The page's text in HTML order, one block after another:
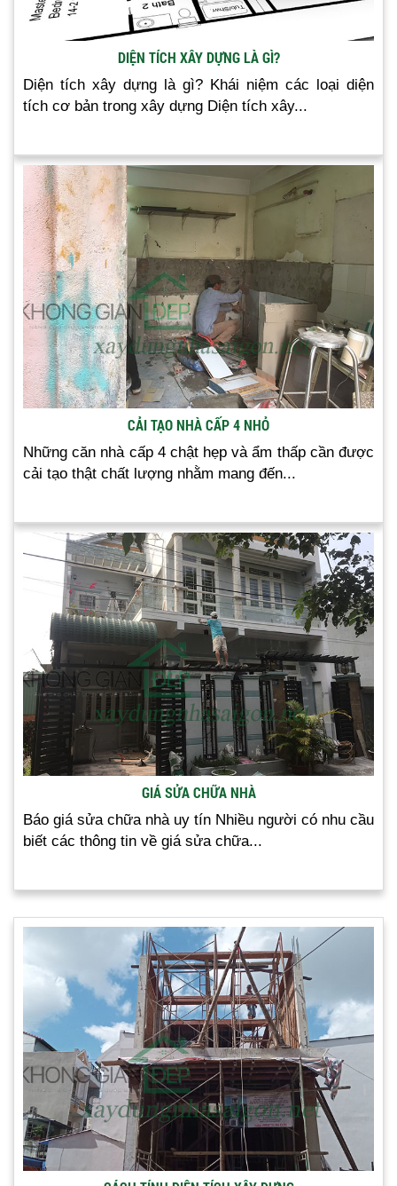
DIỆN TÍCH XÂY DỰNG LÀ GÌ?
Diện tích xây dựng là gì? Khái niệm các loại diện
tích cơ bản trong xây dựng Diện tích xây...
CẢI TẠO NHÀ CẤP 4 NHỎ
Những căn nhà cấp 4 chật hẹp và ẩm thấp cần được
cải tạo thật chất lượng nhằm mang đến...
GIÁ SỬA CHỮA NHÀ
Báo giá sửa chữa nhà uy tín Nhiều người có nhu cầu
biết các thông tin về giá sửa chữa...